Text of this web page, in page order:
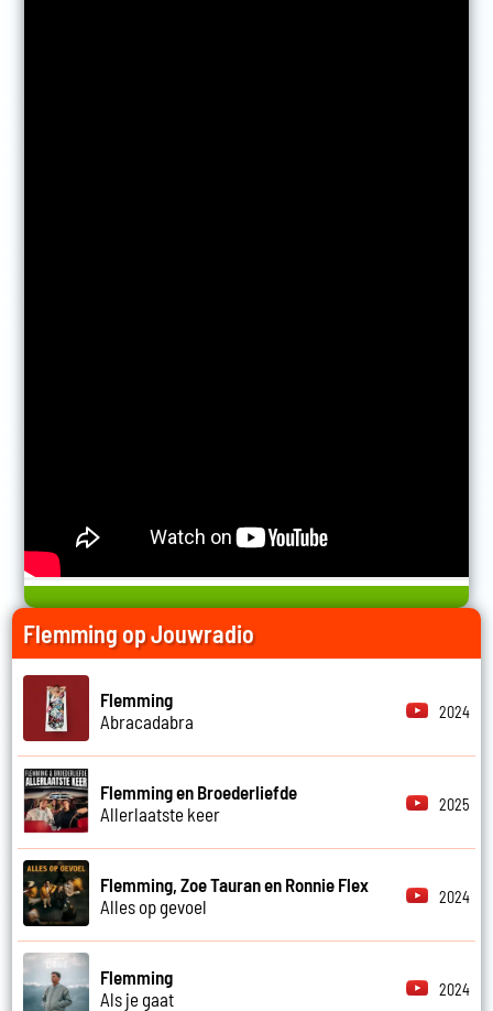
Flemming op Jouwradio
Flemming
Abracadabra
2024
Flemming en Broederliefde
Allerlaatste keer
2025
Flemming, Zoe Tauran en Ronnie Flex
Alles op gevoel
2024
Flemming
Als je gaat
2024